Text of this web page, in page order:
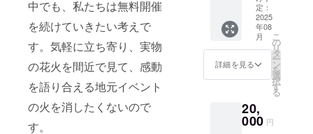
中でも、私たちは無料開催
を続けていきたい考えで
す。気軽に立ち寄り、実物
の花火を間近で見て、感動
を語り合える地元イベント
の火を消したくないので
す。
控除は
ありま
せんの
で、ご
ださ
い。
いただ
きま
す。 ・
掲載期
間：令
和7年7
～令和7
31日ま
での
３ヵ月
グ（ふ
るさと
納税）
とは異
なり、
寄附金
せんの
で、ご
留意く
日、夜
空を彩
る花火
玉の打
ち上げ
費用を
サポー
トいた
ので
す。熟
練の花
定：
2025
年08
月
詳細を見る
こ
の
リ
タ
ー
ン
を
選
択
す
る
20,
000 円